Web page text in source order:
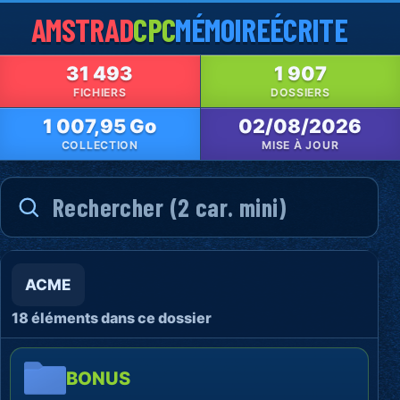
AMSTRADCPCMÉMOIREÉCRITE
31 493
FICHIERS
1 907
DOSSIERS
1 007,95 Go
COLLECTION
02/08/2026
MISE À JOUR
ACME
18 éléments dans ce dossier
BONUS